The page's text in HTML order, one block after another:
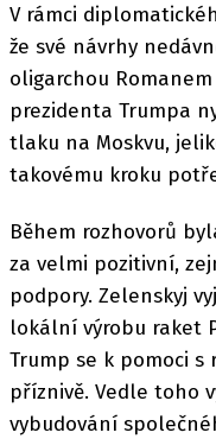
V rámci
že své návrhy
oligarchou
prezidenta Trumpa
tlaku na Moskvu,
takovému kroku
Během rozhovorů
za velmi pozitivní,
podpory. Zelenskyj
lokální výrobu raket
Trump se k pomoci s
příznivě. Vedle toho
vybudování